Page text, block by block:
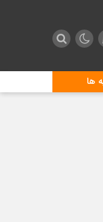
هاالرضای شهرداری منطقه ۴ در مسیر